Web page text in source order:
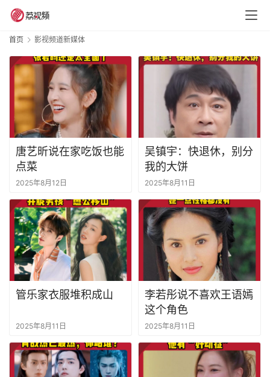
首页 影视频道新媒体
唐艺昕说在家吃饭也能
点菜
2025年8月12日
吴镇宇：快退休，别分
我的大饼
2025年8月11日
管乐家衣服堆积成山
2025年8月11日
李若彤说不喜欢王语嫣
这个角色
2025年8月11日